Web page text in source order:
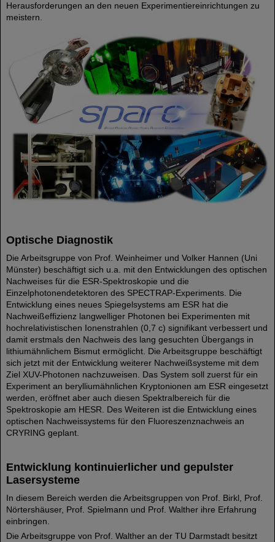
Herausforderungen an den neuen Experimentiereinrichtungen zu
meistern.
Optische Diagnostik
Die Arbeitsgruppe von Prof. Weinheimer und Volker Hannen (Uni
Münster) beschäftigt sich u.a. mit den Entwicklungen des optischen
Nachweises für die ESR-Spektroskopie und die
Einzelphotonendetektoren des SPECTRAP-Experiments. Die
Entwicklung eines neues Spiegelsystems am ESR hat die
Nachweißeffizienz langwelliger Photonen bei Experimenten mit
hochrelativistischen Ionenstrahlen (0,7 c) signifikant verbessert und
damit erstmals den Nachweis des lang gesuchten Übergangs in
lithiumähnlichem Bismut ermöglicht. Die Arbeitsgruppe beschäftigt
sich jetzt mit der Entwicklung weiterer Nachweißsysteme mit dem
Ziel XUV-Photonen nachzuweisen. Das System soll zuerst für ein
Experiment an berylliumähnlichen Kryptonionen am ESR eingesetzt
werden, eröffnet aber auch diesen Spektralbereich für die
Spektroskopie am HESR. Des Weiteren ist die Entwicklung eines
optischen Nachweissystems für den Fluoreszenznachweis an
CRYRING geplant.
Entwicklung kontinuierlicher und gepulster
Lasersysteme
In diesem Bereich werden die Arbeitsgruppen von Prof. Birkl, Prof.
Nörtershäuser, Prof. Spielmann und Prof. Walther ihre Erfahrung
einbringen.
Die Arbeitsgruppe von Prof. Walther an der TU Darmstadt besitzt